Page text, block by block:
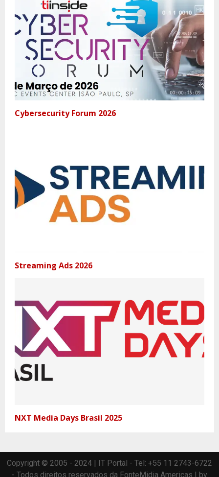
Cybersecurity Forum 2026
Streaming Ads 2026
NXT Media Days Brasil 2025
Copyright © 2005 - 2024 | IT Portal - Tel: +55 11 2743-6722
- Todos direitos reservados da FonteMidia Americas | by